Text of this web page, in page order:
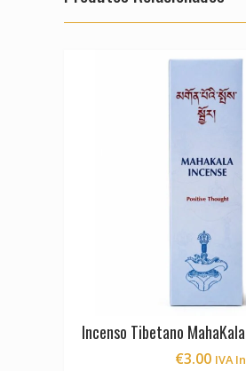
Incenso Tibetano
€3.00 IVA